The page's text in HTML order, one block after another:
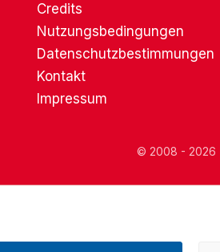
Credits
Nutzungsbedingungen
Datenschutzbestimmungen
Kontakt
Impressum
© 2008 - 2026